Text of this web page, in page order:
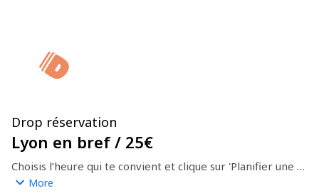
Drop réservation
Lyon en bref / 25€
Choisis l’heure qui te convient et clique sur 'Planifier une
réunion' pour confirmer.
More